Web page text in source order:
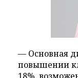
— Основная
повышении